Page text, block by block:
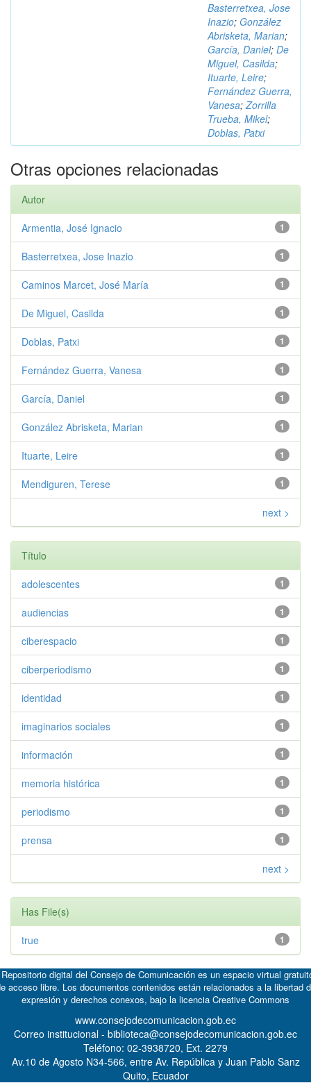
Basterretxea, Jose
Inazio; González
Abrisketa, Marian;
García, Daniel; De
Miguel, Casilda;
Ituarte, Leire;
Fernández Guerra,
Vanesa;Zorrilla
Trueba, Mikel;
Doblas, Patxi
Otras opciones relacionadas
Autor
1
Armentia, José Ignacio
1
Basterretxea, Jose Inazio
1
Caminos Marcet, José María
1
De Miguel, Casilda
1
Doblas, Patxi
1
Fernández Guerra, Vanesa
1
García, Daniel
1
González Abrisketa, Marian
1
Ituarte, Leire
1
Mendiguren, Terese
next >
Título
1
adolescentes
1
audiencias
1
ciberespacio
1
ciberperiodismo
1
identidad
1
imaginarios sociales
1
información
1
memoria histórica
1
periodismo
1
prensa
next >
Has File(s)
1
true
digital del Consejo de Comunicación es un espacio virtual
acceso libre. Los documentos contenidos están relacionados a la libertad
expresión y derechos conexos, bajo la licencia Creative Commons
www.consejodecomunicacion.gob.ec
Correo institucional - biblioteca@consejodecomunicacion.gob.ec
Teléfono: 02-3938720, Ext. 2279
Av.10 de Agosto N34-566, entre Av. República y Juan Pablo Sanz
Quito, Ecuador